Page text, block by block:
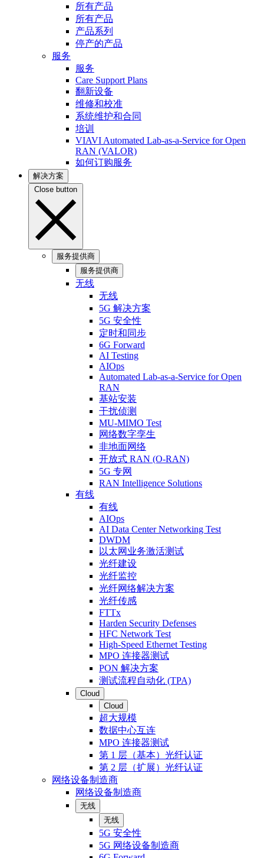
所有产品
所有产品
产品系列
停产的产品
服务
服务
Care Support Plans
翻新设备
维修和校准
系统维护和合同
培训
VIAVI Automated Lab-as-a-Service for Open
RAN (VALOR)
如何订购服务
解决方案
Close button
服务提供商
服务提供商
无线
无线
5G 解决方案
5G 安全性
定时和同步
6G Forward
AI Testing
AIOps
Automated Lab-as-a-Service for Open
RAN
基站安装
干扰侦测
MU-MIMO Test
网络数字孪生
非地面网络
开放式 RAN (O-RAN)
5G 专网
RAN Intelligence Solutions
有线
有线
AIOps
AI Data Center Networking Test
DWDM
以太网业务激活测试
光纤建设
光纤监控
光纤网络解决方案
光纤传感
FTTx
Harden Security Defenses
HFC Network Test
High-Speed Ethernet Testing
MPO 连接器测试
PON 解决方案
测试流程自动化 (TPA)
Cloud
Cloud
超大规模
数据中心互连
MPO 连接器测试
第 1 层（基本）光纤认证
第 2 层（扩展）光纤认证
网络设备制造商
网络设备制造商
无线
无线
5G 安全性
5G 网络设备制造商